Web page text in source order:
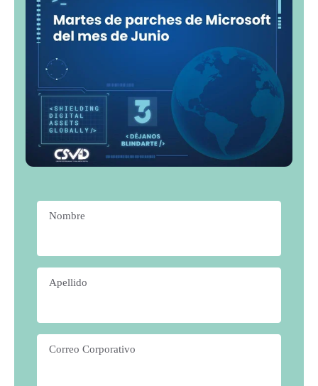
Nombre
Apellido
Correo Corporativo